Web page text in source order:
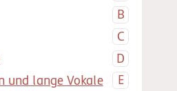
und lange Vokale